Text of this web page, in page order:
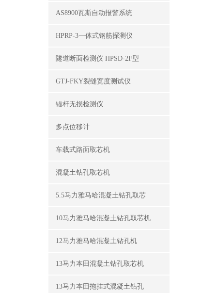
AS8900瓦斯自动报警系统
HPRP-3一体式钢筋探测仪
隧道断面检测仪 HPSD-2F型
GTJ-FKY裂缝宽度测试仪
锚杆无损检测仪
多点位移计
车载式路面取芯机
混凝土钻孔取芯机
5.5马力雅马哈混凝土钻孔取芯
10马力雅马哈混凝土钻孔取芯机
12马力雅马哈混凝土钻孔机
13马力本田混凝土钻孔取芯机
13马力本田拖挂式混凝土钻孔